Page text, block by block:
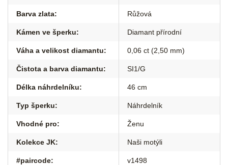
Barva zlata: Růžová
Kámen ve šperku: Diamant přírodní
Váha a velikost diamantu: 0,06 ct (2,50 mm)
Čistota a barva diamantu: SI1/G
Délka náhrdelníku: 46 cm
Typ šperku: Náhrdelník
Vhodné pro: Ženu
Kolekce JK: Naši motýli
#paircode: v1498